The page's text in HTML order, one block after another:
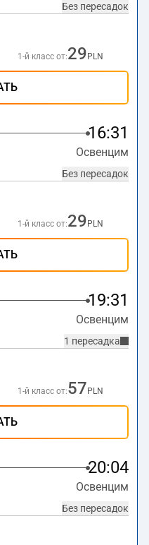
Без пересадок
1-й класс от:29 PLN
16:31
Освенцим
Без пересадок
1-й класс от:29 PLN
19:31
Освенцим
1 пересадка
1-й класс от:57 PLN
20:04
Освенцим
Без пересадок